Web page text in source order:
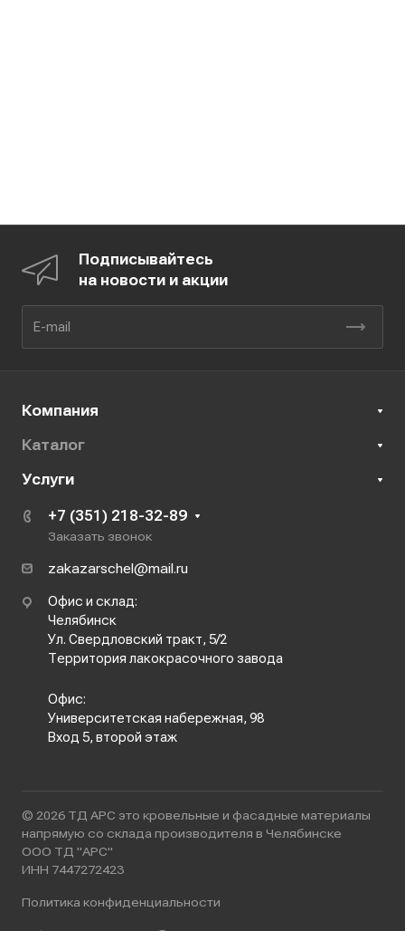
Подписывайтесь
на новости и акции
Компания
Каталог
Услуги
+7 (351) 218-32-89
Заказать звонок
zakazarschel@mail.ru
Офис и склад:
Челябинск
Ул. Свердловский тракт, 5/2
Территория лакокрасочного завода
Офис:
Университетская набережная, 98
Вход 5, второй этаж
© 2026 ТД АРС это кровельные и фасадные материалы
напрямую со склада производителя в Челябинске
ООО ТД "АРС"
ИНН 7447272423
Политика конфиденциальности